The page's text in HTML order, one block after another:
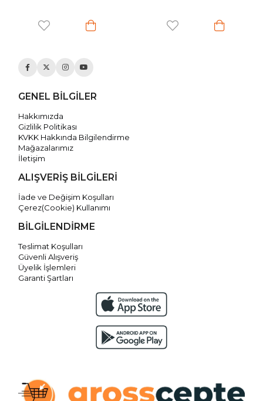
GENEL BİLGİLER
Hakkımızda
Gizlilik Politikası
KVKK Hakkında Bilgilendirme
Mağazalarımız
İletişim
ALIŞVERİŞ BİLGİLERİ
İade ve Değişim Koşulları
Çerez(Cookie) Kullanımı
BİLGİLENDİRME
Teslimat Koşulları
Güvenli Alışveriş
Üyelik İşlemleri
Garanti Şartları